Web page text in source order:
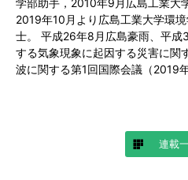
学部助手，2010年9月広島工業大
2019年10月より広島工業大学環
士。 平成26年8月広島豪雨、平成
する気象現象に起因する災害に関
波に関する第1回国際会議（2019
連載